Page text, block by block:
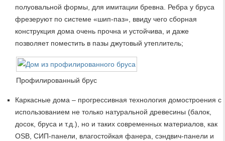
полуовальной формы, для имитации бревна. Ребра у бруса
фрезеруют по системе «шип-паз», ввиду чего сборная
конструкция дома очень прочна и устойчива, и даже
позволяет поместить в пазы джутовый утеплитель;
Профилированный брус
Каркасные дома – прогрессивная технология домостроения с
использованием не только натуральной древесины (балок,
досок, бруса и т.д.), но и таких современных материалов, как
OSB, СИП-панели, влагостойкая фанера, сэндвич-панели и